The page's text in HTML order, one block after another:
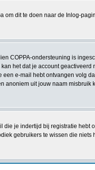
om dit te doen naar de Inlog-
COPPA-ondersteuning is
het dat je account
e-mail hebt ontvangen volg
uit jouw naam
je indertijd bij registratie
gebruikers te wissen die